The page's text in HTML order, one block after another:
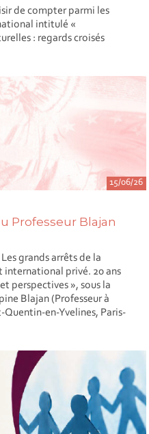
de compter parmi les
intitulé «
: regards croisés
15/06/26
Professeur Blajan
grands arrêts de la
international privé. 20 ans
perspectives », sous la
Blajan (Professeur à
Quentin-en-Yvelines, Paris-